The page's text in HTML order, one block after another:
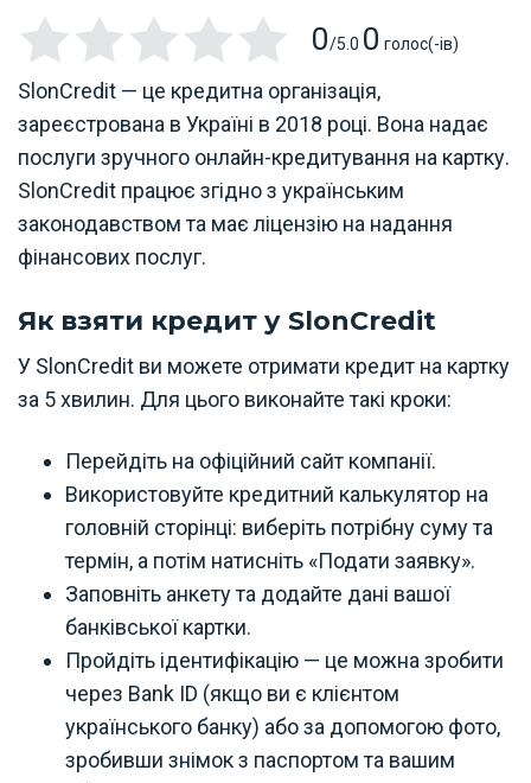
0/5.0 0 голос(-ів)
SlonCredit — це кредитна організація,
зареєстрована в Україні в 2018 році. Вона надає
послуги зручного онлайн-кредитування на картку.
SlonCredit працює згідно з українським
законодавством та має ліцензію на надання
фінансових послуг.
Як взяти кредит у SlonCredit
У SlonCredit ви можете отримати кредит на картку
за 5 хвилин. Для цього виконайте такі кроки:
Перейдіть на офіційний сайт компанії.
Використовуйте кредитний калькулятор на
головній сторінці: виберіть потрібну суму та
термін, а потім натисніть «Подати заявку».
Заповніть анкету та додайте дані вашої
банківської картки.
Пройдіть ідентифікацію — це можна зробити
через Bank ID (якщо ви є клієнтом
українського банку) або за допомогою фото,
зробивши знімок з паспортом та вашим